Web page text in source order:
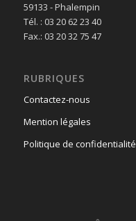
59133 - Phalempin
Tél. : 03 20 62 23 40
Fax.: 03 20 32 75 47
RUBRIQUES
Contactez-nous
Mention légales
Politique de confidentialité